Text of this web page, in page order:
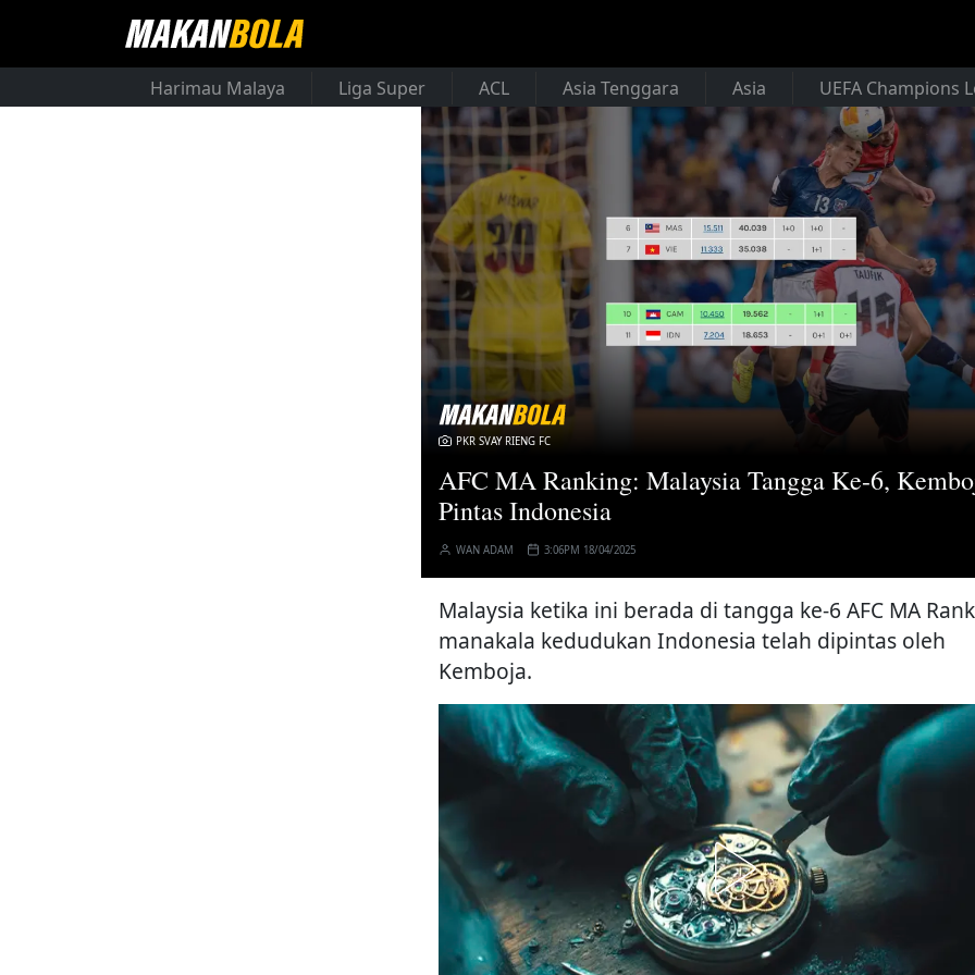
Harimau Malaya Liga Super ACL Asia Tenggara Asia UEFA Champions
PKR SVAY RIENG FC
AFC MA Ranking: Malaysia Tangga Ke-6,
Pintas Indonesia
WAN ADAM 3:06PM 18/04/2025
Malaysia ketika ini berada di tangga ke-6 AFC MA
manakala kedudukan Indonesia telah dipintas oleh
Kemboja.